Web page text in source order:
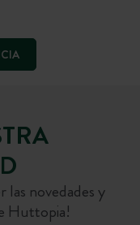
las novedades y
Huttopia!